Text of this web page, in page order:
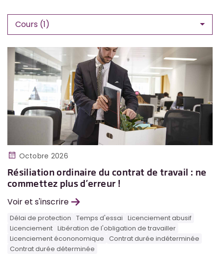
Cours (1)
Octobre 2026
Résiliation ordinaire du contrat de travail : ne
commettez plus d’erreur !
Voir et s'inscrire
Délai de protection Temps d'essai Licenciement abusif
Licenciement Libération de l'obligation de travailler
Licenciement écononomique Contrat durée indéterminée
Contrat durée déterminée